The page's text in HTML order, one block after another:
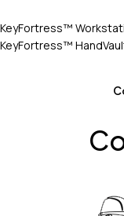
KeyFortress™
KeyFortress™